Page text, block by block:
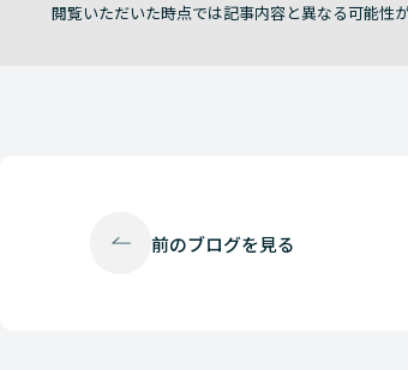
閲覧いただいた時点では記事内容と異なる可能性
前のブログを見る